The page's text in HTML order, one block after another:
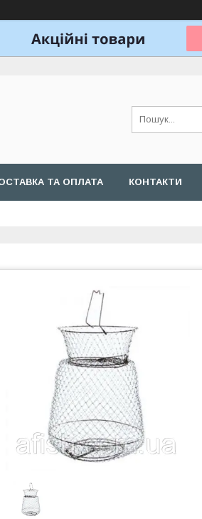
ТА ОПЛАТА КОНТАКТИ